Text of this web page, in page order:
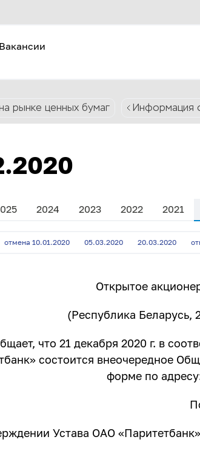
Вакансии
рынке ценных бумаг Информация
2024 2023 2022 2021
отмена 10.01.2020 05.03.2020 20.03.2020
Открытое
(Республика Беларусь,
что 21 декабря 2020 г. в
состоится внеочередное
форме по
Устава ОАО